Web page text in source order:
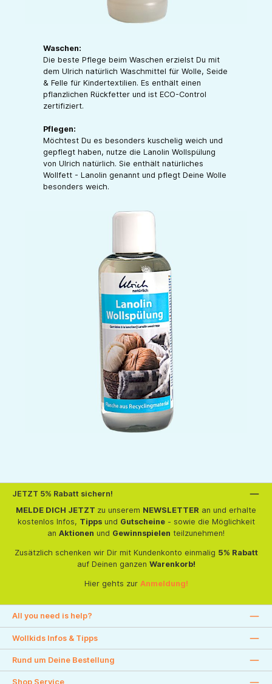
Waschen:
Die beste Pflege beim Waschen erzielst Du mit
dem Ulrich natürlich Waschmittel für Wolle, Seide
& Felle für Kindertextilien. Es enthält einen
pflanzlichen Rückfetter und ist ECO-Control
zertifiziert.
Pflegen:
Möchtest Du es besonders kuschelig weich und
gepflegt haben, nutze die Lanolin Wollspülung
von Ulrich natürlich. Sie enthält natürliches
Wollfett - Lanolin genannt und pflegt Deine Wolle
besonders weich.
JETZT 5% Rabatt sichern!
MELDE DICH JETZT zu unserem NEWSLETTER an und erhalte
kostenlos Infos, Tippsund Gutscheine- sowie die Möglichkeit
an Aktionen und Gewinnspielen teilzunehmen!
Zusätzlich schenken wir Dir mit Kundenkonto einmalig 5% Rabatt
auf Deinen ganzen Warenkorb!
Hier gehts zur Anmeldung!
All you need is help?
Wollkids Infos & Tipps
Rund um Deine Bestellung
Shop Service